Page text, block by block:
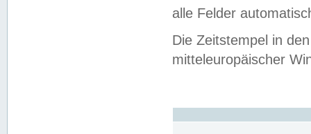
alle Felder
Die Zeitstempel in
mitteleuropäischer